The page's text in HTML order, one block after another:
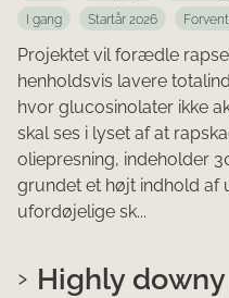
I gang
Startår 2026
Projektet vil forædle
henholdsvis lavere
hvor glucosinolater ikke
skal ses i lyset af at
oliepresning, indeholder
grundet et højt indhold af
ufordøjelige sk...
Highly